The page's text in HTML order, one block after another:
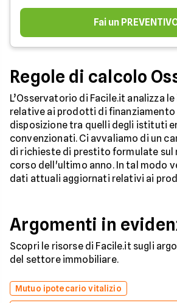
Fai un
Regole di calcolo
L’Osservatorio di Facile.it analizza
relative ai prodotti di finanziamento
disposizione tra quelli degli istituti
convenzionati. Ci avvaliamo di un
di richieste di prestito formulate sul
corso dell'ultimo anno. In tal modo
dati attuali aggiornati relativi ai
Argomenti in
Scopri le risorse di Facile.it sugli
del settore immobiliare.
Mutuo ipotecario vitalizio